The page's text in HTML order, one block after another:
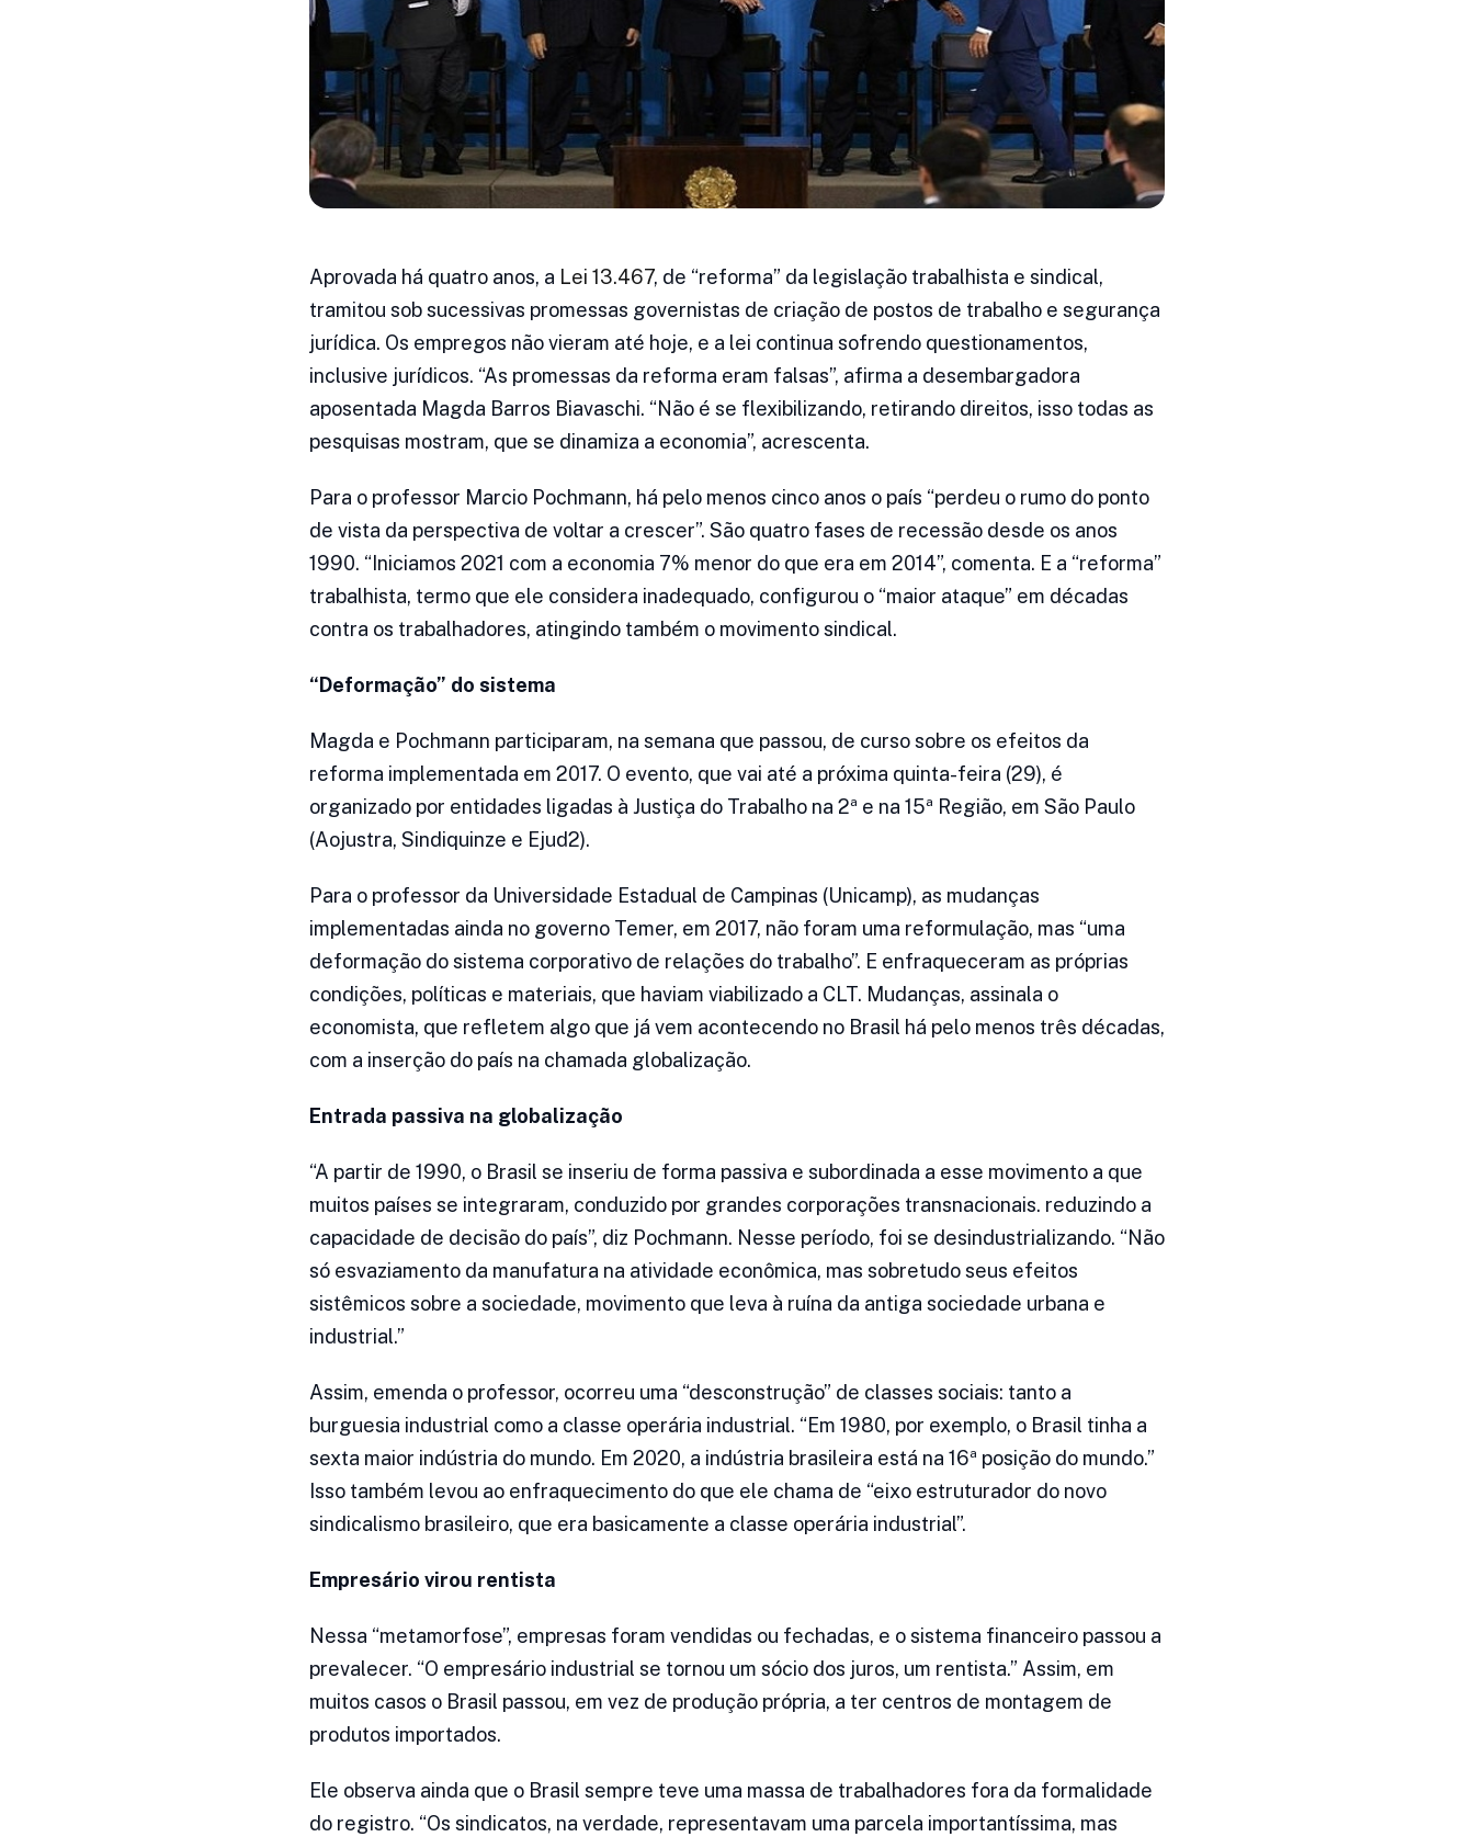
Aprovada há quatro anos, a Lei 13.467, de “reforma” da legislação trabalhista e sindical,
tramitou sob sucessivas promessas governistas de criação de postos de trabalho e segurança
jurídica. Os empregos não vieram até hoje, e a lei continua sofrendo questionamentos,
inclusive jurídicos. “As promessas da reforma eram falsas”, afirma a desembargadora
aposentada Magda Barros Biavaschi. “Não é se flexibilizando, retirando direitos, isso todas as
pesquisas mostram, que se dinamiza a economia”, acrescenta.
Para o professor Marcio Pochmann, há pelo menos cinco anos o país “perdeu o rumo do ponto
de vista da perspectiva de voltar a crescer”. São quatro fases de recessão desde os anos
1990. “Iniciamos 2021 com a economia 7% menor do que era em 2014”, comenta. E a “reforma”
trabalhista, termo que ele considera inadequado, configurou o “maior ataque” em décadas
contra os trabalhadores, atingindo também o movimento sindical.
“Deformação” do sistema
Magda e Pochmann participaram, na semana que passou, de curso sobre os efeitos da
reforma implementada em 2017. O evento, que vai até a próxima quinta-feira (29), é
organizado por entidades ligadas à Justiça do Trabalho na 2ª e na 15ª Região, em São Paulo
(Aojustra, Sindiquinze e Ejud2).
Para o professor da Universidade Estadual de Campinas (Unicamp), as mudanças
implementadas ainda no governo Temer, em 2017, não foram uma reformulação, mas “uma
deformação do sistema corporativo de relações do trabalho”. E enfraqueceram as próprias
condições, políticas e materiais, que haviam viabilizado a CLT. Mudanças, assinala o
economista, que refletem algo que já vem acontecendo no Brasil há pelo menos três décadas,
com a inserção do país na chamada globalização.
Entrada passiva na globalização
“A partir de 1990, o Brasil se inseriu de forma passiva e subordinada a esse movimento a que
muitos países se integraram, conduzido por grandes corporações transnacionais. reduzindo a
capacidade de decisão do país”, diz Pochmann. Nesse período, foi se desindustrializando. “Não
só esvaziamento da manufatura na atividade econômica, mas sobretudo seus efeitos
sistêmicos sobre a sociedade, movimento que leva à ruína da antiga sociedade urbana e
industrial.”
Assim, emenda o professor, ocorreu uma “desconstrução” de classes sociais: tanto a
burguesia industrial como a classe operária industrial. “Em 1980, por exemplo, o Brasil tinha a
sexta maior indústria do mundo. Em 2020, a indústria brasileira está na 16ª posição do mundo.”
Isso também levou ao enfraquecimento do que ele chama de “eixo estruturador do novo
sindicalismo brasileiro, que era basicamente a classe operária industrial”.
Empresário virou rentista
Nessa “metamorfose”, empresas foram vendidas ou fechadas, e o sistema financeiro passou a
prevalecer. “O empresário industrial se tornou um sócio dos juros, um rentista.” Assim, em
muitos casos o Brasil passou, em vez de produção própria, a ter centros de montagem de
produtos importados.
Ele observa ainda que o Brasil sempre teve uma massa de trabalhadores fora da formalidade
do registro. “Os sindicatos, na verdade, representavam uma parcela importantíssima, mas